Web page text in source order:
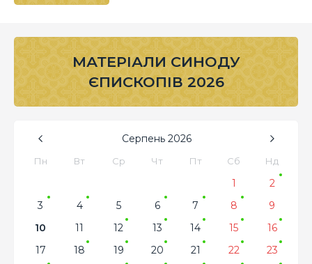
МАТЕРІАЛИ СИНОДУ
ЄПИСКОПІВ 2026
Серпень 2026
Пн Вт Ср Чт Пт Сб Нд
1
2
3
4 5 6 7 8
9
10
11 12 13 14 15
16
17
18 19 20 21 22
23